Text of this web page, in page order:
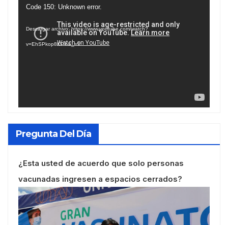
Reproductor
vídeo
Code 150: Unknown error.
Descargar archivo: https://www.youtube.com/watch?
v=EhSPkop8KPY&_=1
Pregunta Del Día
¿Esta usted de acuerdo que solo personas
vacunadas ingresen a espacios cerrados?